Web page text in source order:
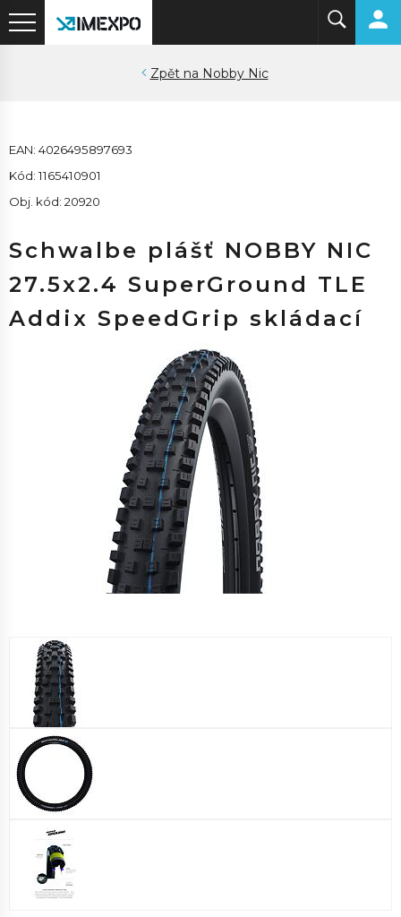
Nobby Nic
EAN: 4026495897693
Kód: 1165410901
Obj. kód: 20920
Schwalbe plášť NOBBY NIC
27.5x2.4 SuperGround TLE
Addix SpeedGrip skládací